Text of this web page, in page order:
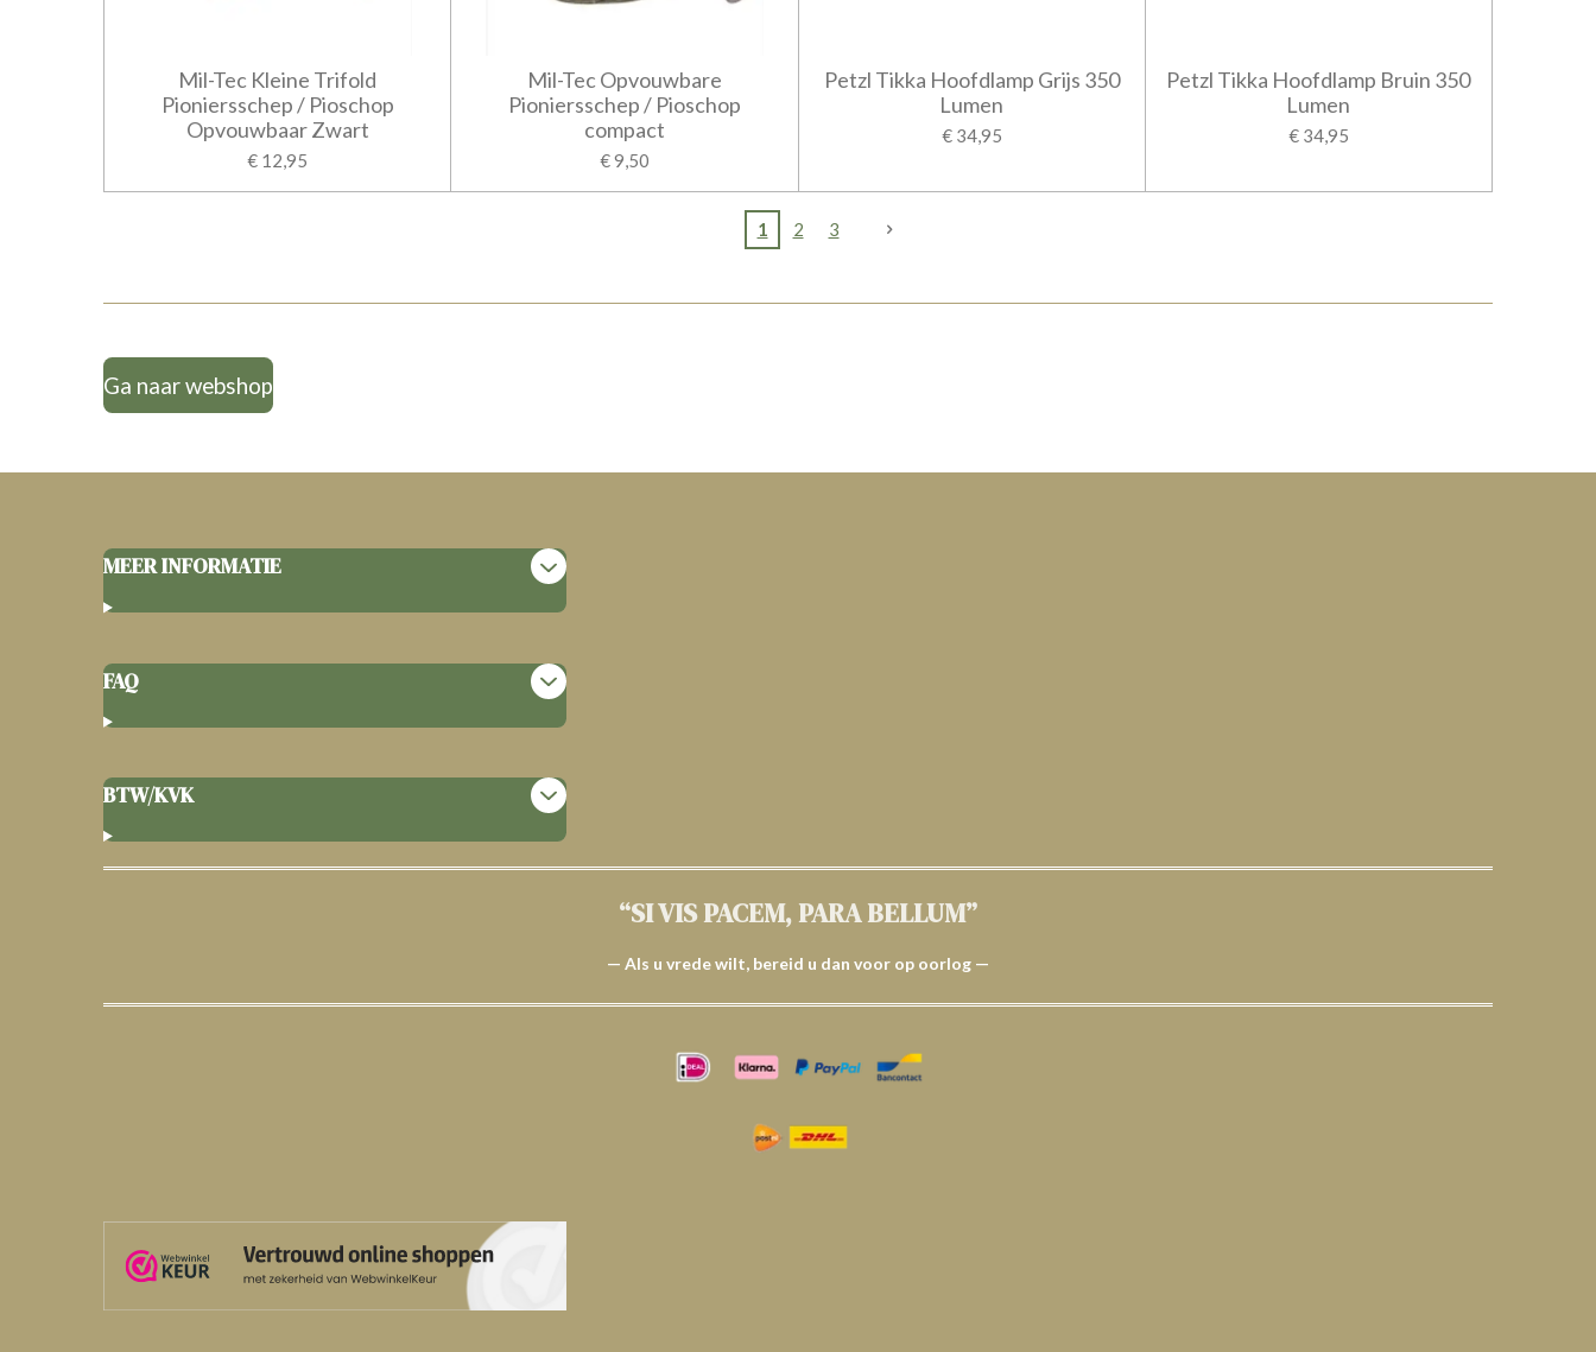
Mil-Tec Kleine Trifold
Pioniersschep / Pioschop
Opvouwbaar Zwart
€ 12,95
Mil-Tec Opvouwbare
Pioniersschep / Pioschop
compact
€ 9,50
Petzl Tikka Hoofdlamp Grijs 350
Lumen
€ 34,95
Petzl Tikka Hoofdlamp Bruin 350
Lumen
€ 34,95
1 2 3
Ga naar webshop
MEER INFORMATIE
FAQ
BTW/KVK
“SI VIS PACEM, PARA BELLUM”
— Als u vrede wilt, bereid u dan voor op oorlog —